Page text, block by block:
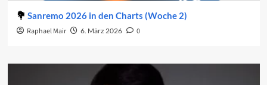
Sanremo 2026 in den Charts (Woche 2)
Raphael Mair 6. März 2026 0